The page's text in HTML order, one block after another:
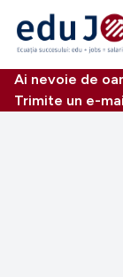
Ai nevoie de
Trimite un e-